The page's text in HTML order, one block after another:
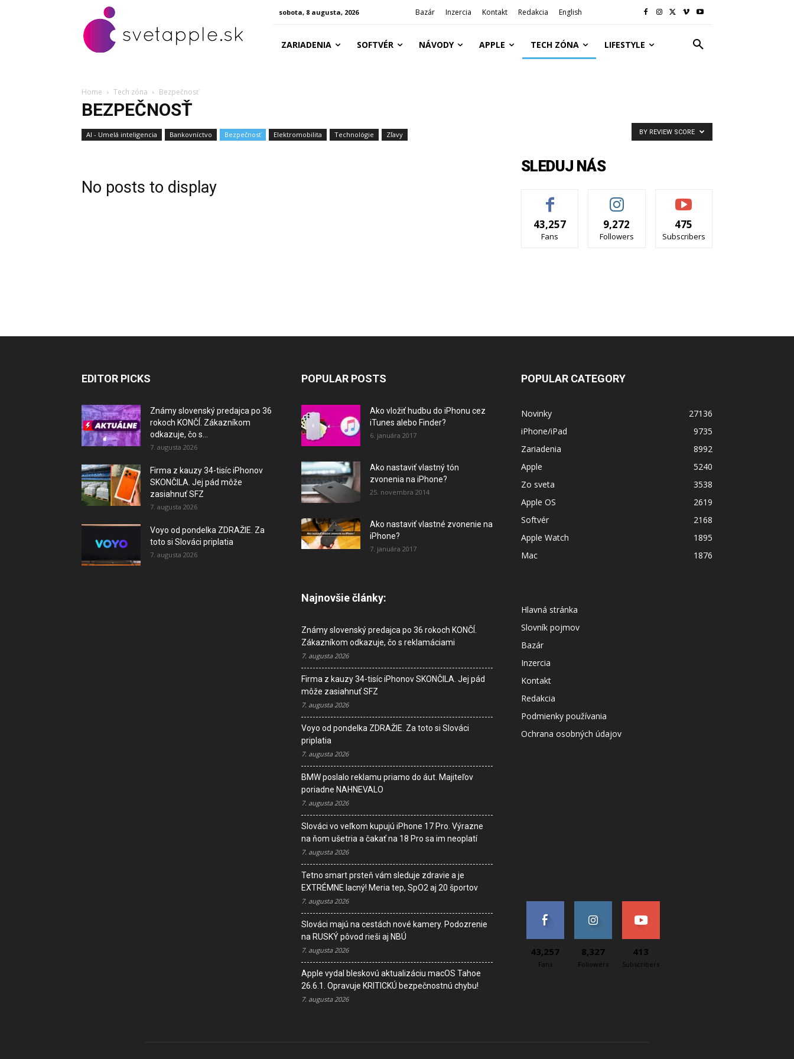
sobota, 8 augusta, 2026 Bazár Inzercia Kontakt Redakcia English
ZARIADENIA SOFTVÉR NÁVODY APPLE TECH ZÓNA LIFESTYLE
Home Tech zóna Bezpečnosť
BEZPEČNOSŤ
AI - Umelá inteligencia Bankovníctvo Bezpečnosť Elektromobilita Technológie Zľavy BY REVIEW SCORE
No posts to display
SLEDUJ NÁS
43,257
Fans
9,272
Followers
475
Subscribers
EDITOR PICKS
Známy slovenský predajca po 36
rokoch KONČÍ. Zákazníkom
odkazuje, čo s...
7. augusta 2026
Firma z kauzy 34-tisíc iPhonov
SKONČILA. Jej pád môže
zasiahnuť SFZ
7. augusta 2026
Voyo od pondelka ZDRAŽIE. Za
toto si Slováci priplatia
7. augusta 2026
POPULAR POSTS
Ako vložiť hudbu do iPhonu cez
iTunes alebo Finder?
6. januára 2017
Ako nastaviť vlastný tón
zvonenia na iPhone?
25. novembra 2014
Ako nastaviť vlastné zvonenie na
iPhone?
7. januára 2017
Najnovšie články:
Známy slovenský predajca po 36 rokoch KONČÍ.
Zákazníkom odkazuje, čo s reklamáciami
7. augusta 2026
Firma z kauzy 34-tisíc iPhonov SKONČILA. Jej pád
môže zasiahnuť SFZ
7. augusta 2026
Voyo od pondelka ZDRAŽIE. Za toto si Slováci
priplatia
7. augusta 2026
BMW poslalo reklamu priamo do áut. Majiteľov
poriadne NAHNEVALO
7. augusta 2026
Slováci vo veľkom kupujú iPhone 17 Pro. Výrazne
na ňom ušetria a čakať na 18 Pro sa im neoplatí
7. augusta 2026
Tetno smart prsteň vám sleduje zdravie a je
EXTRÉMNE lacný! Meria tep, SpO2 aj 20 športov
7. augusta 2026
Slováci majú na cestách nové kamery. Podozrenie
na RUSKÝ pôvod rieši aj NBÚ
7. augusta 2026
Apple vydal bleskovú aktualizáciu macOS Tahoe
26.6.1. Opravuje KRITICKÚ bezpečnostnú chybu!
7. augusta 2026
POPULAR CATEGORY
Novinky
27136
iPhone/iPad
9735
Zariadenia
8992
Apple
5240
Zo sveta
3538
Apple OS
2619
Softvér
2168
Apple Watch
1895
Mac
1876
Hlavná stránka
Slovník pojmov
Bazár
Inzercia
Kontakt
Redakcia
Podmienky používania
Ochrana osobných údajov
43,257
Fans
8,327
Followers
413
Subscribers